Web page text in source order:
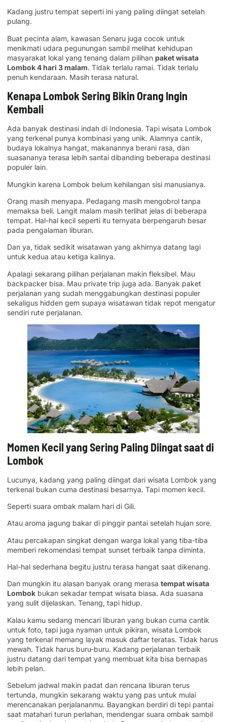
Kadang justru tempat seperti ini yang paling diingat setelah
pulang.
Buat pecinta alam, kawasan Senaru juga cocok untuk
menikmati udara pegunungan sambil melihat kehidupan
masyarakat lokal yang tenang dalam pilihan paket wisata
Lombok 4 hari 3 malam. Tidak terlalu ramai. Tidak terlalu
penuh kendaraan. Masih terasa natural.
Kenapa Lombok Sering Bikin Orang Ingin
Kembali
Ada banyak destinasi indah di Indonesia. Tapi wisata Lombok
yang terkenal punya kombinasi yang unik. Alamnya cantik,
budaya lokalnya hangat, makanannya berani rasa, dan
suasananya terasa lebih santai dibanding beberapa destinasi
populer lain.
Mungkin karena Lombok belum kehilangan sisi manusianya.
Orang masih menyapa. Pedagang masih mengobrol tanpa
memaksa beli. Langit malam masih terlihat jelas di beberapa
tempat. Hal-hal kecil seperti itu ternyata berpengaruh besar
pada pengalaman liburan.
Dan ya, tidak sedikit wisatawan yang akhirnya datang lagi
untuk kedua atau ketiga kalinya.
Apalagi sekarang pilihan perjalanan makin fleksibel. Mau
backpacker bisa. Mau private trip juga ada. Banyak paket
perjalanan yang sudah menggabungkan destinasi populer
sekaligus hidden gem supaya wisatawan tidak repot mengatur
sendiri rute perjalanan.
Momen Kecil yang Sering Paling Diingat saat di
Lombok
Lucunya, kadang yang paling diingat dari wisata Lombok yang
terkenal bukan cuma destinasi besarnya. Tapi momen kecil.
Seperti suara ombak malam hari di Gili.
Atau aroma jagung bakar di pinggir pantai setelah hujan sore.
Atau percakapan singkat dengan warga lokal yang tiba-tiba
memberi rekomendasi tempat sunset terbaik tanpa diminta.
Hal-hal sederhana begitu justru terasa hangat saat dikenang.
Dan mungkin itu alasan banyak orang merasa tempat wisata
Lombok bukan sekadar tempat wisata biasa. Ada suasana
yang sulit dijelaskan. Tenang, tapi hidup.
Kalau kamu sedang mencari liburan yang bukan cuma cantik
untuk foto, tapi juga nyaman untuk pikiran, wisata Lombok
yang terkenal memang layak masuk daftar teratas. Tidak harus
mewah. Tidak harus buru-buru. Kadang perjalanan terbaik
justru datang dari tempat yang membuat kita bisa bernapas
lebih pelan.
Sebelum jadwal makin padat dan rencana liburan terus
tertunda, mungkin sekarang waktu yang pas untuk mulai
merencanakan perjalananmu. Bayangkan berdiri di tepi pantai
saat matahari turun perlahan, mendengar suara ombak sambil